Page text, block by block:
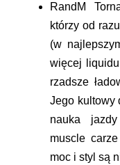
RandM
którzy od
(w
więcej
rzadsze
Jego kultowy
nauka
muscle
moc i styl są